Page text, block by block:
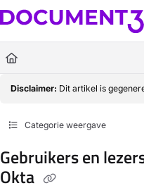
Documentation Index
Fetch the complete documentation
Use this file to discover all available
Disclaimer: Dit artikel is
Categorie weergave
Gebruikers en
Okta